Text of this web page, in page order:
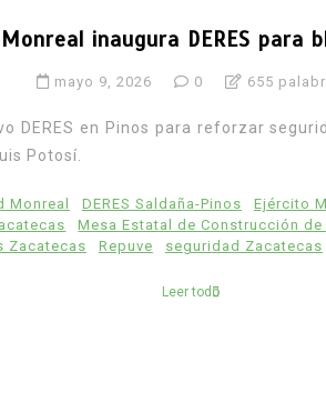
inaugura DERES para
mayo 9, 2026 0 655
DERES en Pinos para reforzar
Potosí.
Monreal DERES Saldaña-Pinos Ejército
Mesa Estatal de Construcción de
Zacatecas
Repuve seguridad Zacatecas
Leer todo